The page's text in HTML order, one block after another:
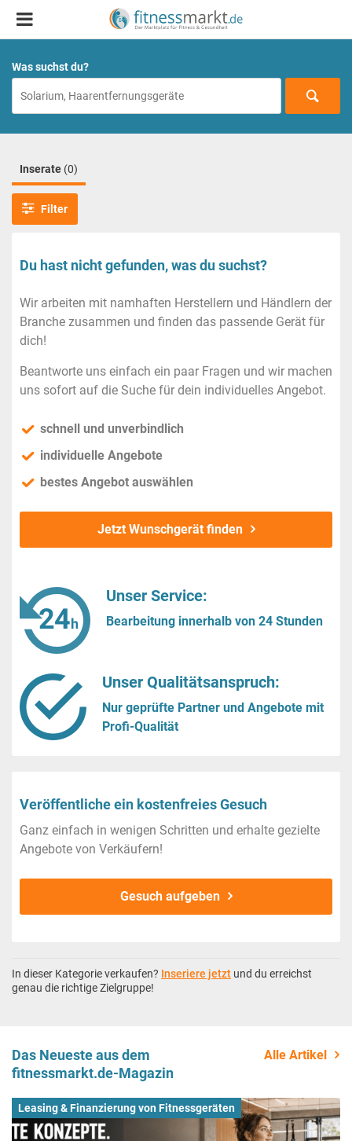
Was suchst du?
Inserate (0)
Filter
Du hast nicht gefunden, was du suchst?
Wir arbeiten mit namhaften Herstellern und Händlern der
Branche zusammen und finden das passende Gerät für
dich!
Beantworte uns einfach ein paar Fragen und wir machen
uns sofort auf die Suche für dein individuelles Angebot.
schnell und unverbindlich
individuelle Angebote
bestes Angebot auswählen
Jetzt Wunschgerät finden
Unser Service:
Bearbeitung innerhalb von 24 Stunden
Unser Qualitätsanspruch:
Nur geprüfte Partner und Angebote mit
Profi-Qualität
Veröffentliche ein kostenfreies Gesuch
Ganz einfach in wenigen Schritten und erhalte gezielte
Angebote von Verkäufern!
Gesuch aufgeben
In dieser Kategorie verkaufen? Inseriere jetzt und du erreichst
genau die richtige Zielgruppe!
Das Neueste aus dem
fitnessmarkt.de-Magazin
Alle Artikel
Leasing & Finanzierung von Fitnessgeräten